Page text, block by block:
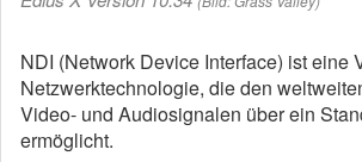
NDI (Network Device Interface) ist eine
Netzwerktechnologie, die den
Video- und Audiosignalen über ein
ermöglicht.